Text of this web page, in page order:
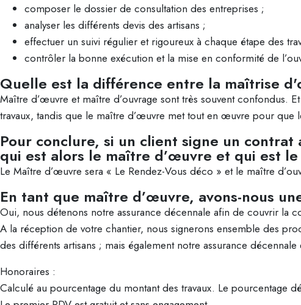
composer le dossier de consultation des entreprises ;
analyser les différents devis des artisans ;
effectuer un suivi régulier et rigoureux à chaque étape des
contrôler la bonne exécution et la mise en conformité de
Quelle est la différence entre la maîtrise
Maître d’œuvre et maître d’ouvrage sont très souvent confondus.
travaux, tandis que le maître d’œuvre met tout en œuvre pour que
Pour conclure, si un client signe un
qui est alors le maître d’œuvre et qui est
Le Maître d’œuvre sera « Le Rendez-Vous déco » et le maître
En tant que maître d’œuvre, avons-nous
Oui, nous détenons notre assurance décennale afin de couvrir la
A la réception de votre chantier, nous signerons ensemble des
des différents artisans ; mais également notre assurance
Honoraires :
Calculé au pourcentage du montant des travaux. Le pourcentage